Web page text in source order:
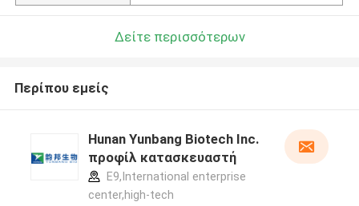
Δείτε περισσότερων
Περίπου εμείς
Hunan Yunbang Biotech Inc.
προφίλ κατασκευαστή
E9,International enterprise
center,high-tech